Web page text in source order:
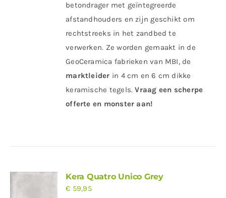
betondrager met geïntegreerde
afstandhouders en zijn geschikt om
rechtstreeks in het zandbed te
verwerken. Ze worden gemaakt in de
GeoCeramica fabrieken van MBI, de
marktleider in 4 cm en 6 cm dikke
keramische tegels.Vraag een scherpe
offerte en monster aan!
Kera Quatro Unico Grey
€ 59,95